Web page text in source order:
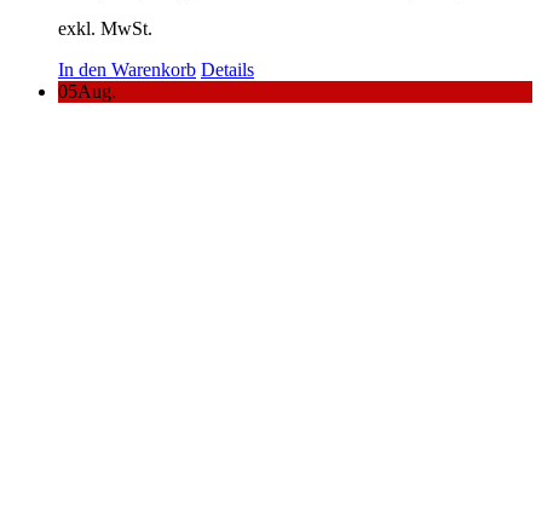
exkl. MwSt.
In den Warenkorb Details
05Aug.